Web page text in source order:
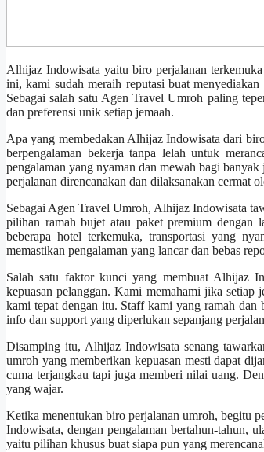
Alhijaz Indowisata yaitu biro perjalanan
ini, kami sudah meraih reputasi buat
Sebagai salah satu Agen Travel Umroh paling
dan preferensi unik setiap jemaah.
Apa yang membedakan Alhijaz Indowisata dari
berpengalaman bekerja tanpa lelah untuk
pengalaman yang nyaman dan mewah bagi
perjalanan direncanakan dan dilaksanakan cermat
Sebagai Agen Travel Umroh, Alhijaz Indowisata
pilihan ramah bujet atau paket premium dengan
beberapa hotel terkemuka, transportasi yang
memastikan pengalaman yang lancar dan bebas
Salah satu faktor kunci yang membuat Alhijaz
kepuasan pelanggan. Kami memahami jika setiap
kami tepat dengan itu. Staff kami yang ramah dan
info dan support yang diperlukan sepanjang
Disamping itu, Alhijaz Indowisata senang
umroh yang memberikan kepuasan mesti dapat
cuma terjangkau tapi juga memberi nilai uang.
yang wajar.
Ketika menentukan biro perjalanan umroh, begitu
Indowisata, dengan pengalaman bertahun-tahun,
yaitu pilihan khusus buat siapa pun yang